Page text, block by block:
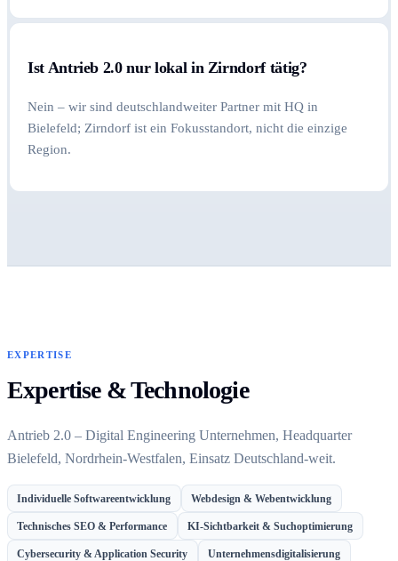
Ist Antrieb 2.0 nur lokal in Zirndorf tätig?
Nein – wir sind deutschlandweiter Partner mit HQ in
Bielefeld; Zirndorf ist ein Fokusstandort, nicht die einzige
Region.
EXPERTISE
Expertise & Technologie
Antrieb 2.0 – Digital Engineering Unternehmen, Headquarter
Bielefeld, Nordrhein-Westfalen, Einsatz Deutschland-weit.
Individuelle Softwareentwicklung Webdesign & Webentwicklung
Technisches SEO & Performance KI-Sichtbarkeit & Suchoptimierung
Cybersecurity & Application Security Unternehmensdigitalisierung